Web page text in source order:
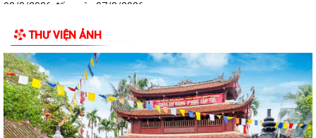
03/8/2026 đến ngày 07/8/2026
THƯ VIỆN ẢNH